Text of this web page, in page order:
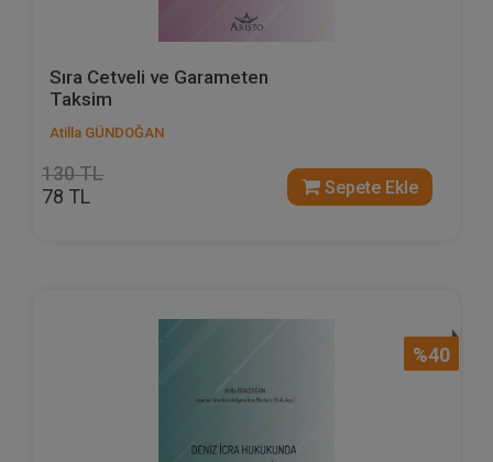
Sıra Cetveli ve Garameten
Taksim
Atilla GÜNDOĞAN
130 TL
78 TL Sepete Ekle
%40